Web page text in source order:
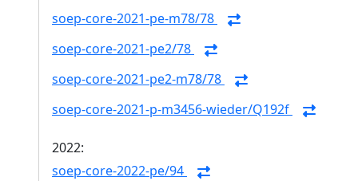
soep-core-2021-pe-m78/78
soep-core-2021-pe2/78
soep-core-2021-pe2-m78/78
soep-core-2021-p-m3456-wieder/Q192f
2022:
soep-core-2022-pe/94